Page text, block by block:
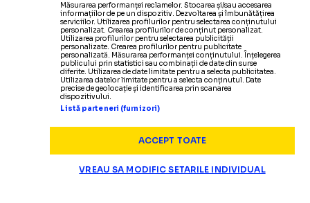
Măsurarea performanței reclamelor. Stocarea și/sau accesarea
informațiilor de pe un dispozitiv. Dezvoltarea și îmbunătățirea
serviciilor. Utilizarea profilurilor pentru selectarea conținutului
personalizat. Crearea profilurilor de conținut personalizat.
Utilizarea profilurilor pentru selectarea publicității
personalizate. Crearea profilurilor pentru publicitate
personalizată. Măsurarea performanței conținutului. Înțelegerea
publicului prin statistici sau combinații de date din surse
diferite. Utilizarea de date limitate pentru a selecta publicitatea.
Utilizarea datelor limitate pentru a selecta conținutul. Date
precise de geolocație și identificarea prin scanarea
dispozitivului.
Listă parteneri (furnizori)
ACCEPT TOATE
VREAU SA MODIFIC SETARILE INDIVIDUAL